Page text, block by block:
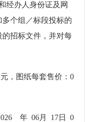
经办人身份证及网
多个组／标段投标的
招标文件，并对每
元，图纸每套售价： 0
6 年 06月 1 7日
0